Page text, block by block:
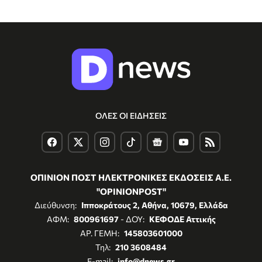
ΟΛΕΣ ΟΙ ΕΙΔΗΣΕΙΣ
ΟΠΙΝΙΟΝ ΠΟΣΤ ΗΛΕΚΤΡΟΝΙΚΕΣ ΕΚΔΟΣΕΙΣ Α.Ε.
"OPINIONPOST"
Διεύθυνση: Ιπποκράτους 2, Αθήνα, 10679, Ελλάδα
ΑΦΜ: 800961697- ΔΟΥ: ΚΕΦΟΔΕ Αττικής
ΑΡ. ΓΕΜΗ: 145803601000
Τηλ: 210 3608484